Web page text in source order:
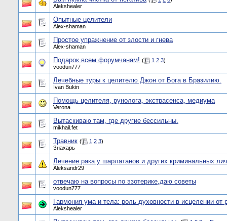
Alekshealer
Опытные целители
Alex-shaman
Простое упражнение от злости и гнева
Alex-shaman
Подарок всем форумчанам! ( 1 2 3)
voodun777
Лечебные туры к целителю Джон от Бога в Бразилию.
Ivan Bukin
Помощь целителя, рунолога, экстрасенса, медиума
Verona
Вытаскиваю там, где другие бессильны.
mikhail.fet
Травник ( 1 2 3)
Знахарь
Лечение рака у шарлатанов и других криминальных
Aleksandr29
отвечаю на вопросы по эзотерике,даю советы
voodun777
Гармония ума и тела: роль духовности в исцелении от
Alekshealer